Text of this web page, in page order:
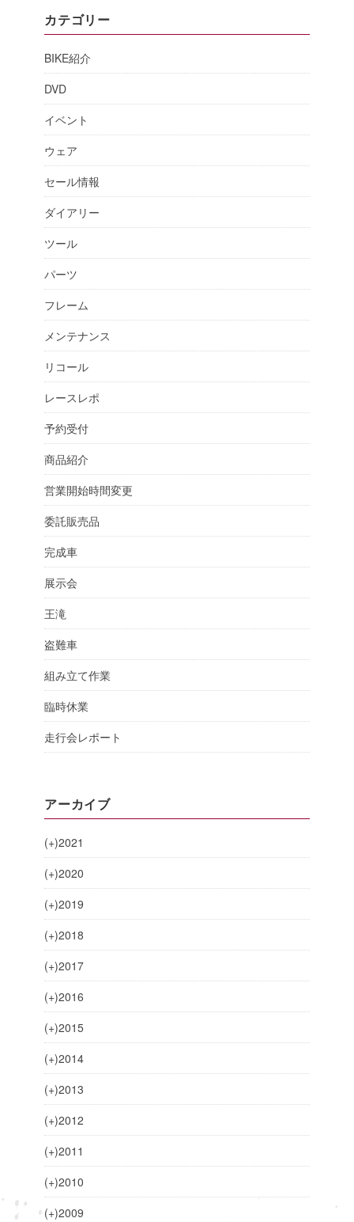
カテゴリー
BIKE紹介
DVD
イベント
ウェア
セール情報
ダイアリー
ツール
パーツ
フレーム
メンテナンス
リコール
レースレポ
予約受付
商品紹介
営業開始時間変更
委託販売品
完成車
展示会
王滝
盗難車
組み立て作業
臨時休業
走行会レポート
アーカイブ
(+)2021
(+)2020
(+)2019
(+)2018
(+)2017
(+)2016
(+)2015
(+)2014
(+)2013
(+)2012
(+)2011
(+)2010
(+)2009